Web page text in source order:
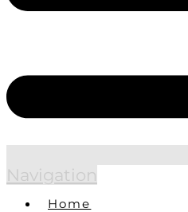
Navigation
Home